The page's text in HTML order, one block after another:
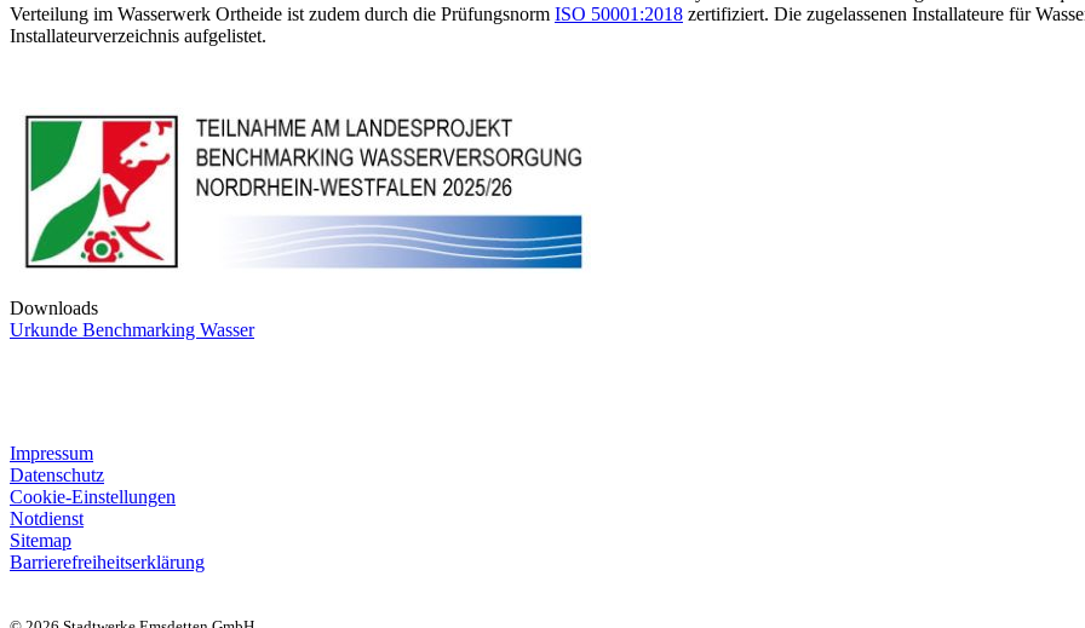
Verteilung im Wasserwerk Ortheide ist zudem durch die Prüfungsnorm ISO 50001:2018 zertifiziert. Die zugelassenen Installateure für
Installateurverzeichnis aufgelistet.
Downloads
Urkunde Benchmarking Wasser
Impressum
Datenschutz
Cookie-Einstellungen
Notdienst
Sitemap
Barrierefreiheitserklärung